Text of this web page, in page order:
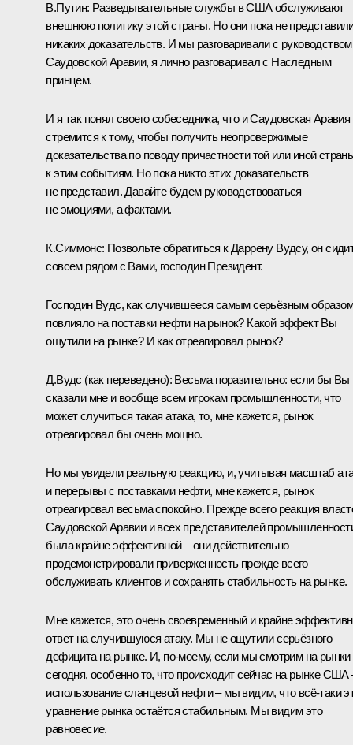
В.Путин: Разведывательные службы в США обслуживают
внешнюю политику этой страны. Но они пока не
никаких доказательств. И мы разговаривали с руководством
Саудовской Аравии, я лично разговаривал с Наследным
принцем.
И я так понял своего собеседника, что и Саудовская Аравия
стремится к тому, чтобы получить неопровержимые
доказательства по поводу причастности той или иной
к этим событиям. Но пока никто этих доказательств
не представил. Давайте будем руководствоваться
не эмоциями, а фактами.
К.Симмонс: Позвольте обратиться к Даррену Вудсу, он
совсем рядом с Вами, господин Президент.
Господин Вудс, как случившееся самым серьёзным образом
повлияло на поставки нефти на рынок? Какой эффект Вы
ощутили на рынке? И как отреагировал рынок?
Д.Вудс (как переведено): Весьма поразительно: если бы Вы
сказали мне и вообще всем игрокам промышленности, что
может случиться такая атака, то, мне кажется, рынок
отреагировал бы очень мощно.
Но мы увидели реальную реакцию, и, учитывая масштаб
и перерывы с поставками нефти, мне кажется, рынок
отреагировал весьма спокойно. Прежде всего реакция
Саудовской Аравии и всех представителей
была крайне эффективной – они действительно
продемонстрировали приверженность прежде всего
обслуживать клиентов и сохранять стабильность на рынке.
Мне кажется, это очень своевременный и крайне
ответ на случившуюся атаку. Мы не ощутили серьёзного
дефицита на рынке. И, по‑моему, если мы смотрим на рынки
сегодня, особенно то, что происходит сейчас на рынке США
использование сланцевой нефти – мы видим, что всё‑таки
уравнение рынка остаётся стабильным. Мы видим это
равновесие.